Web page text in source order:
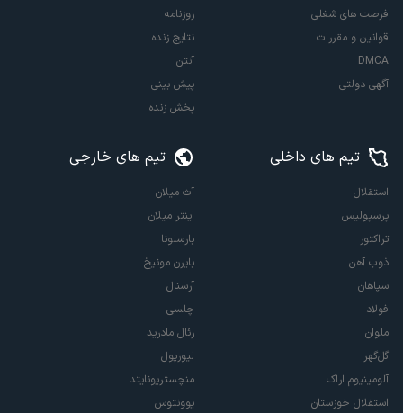
فرصت های شغلی
قوانین و مقررات
DMCA
آگهی دولتی
روزنامه
نتایج زنده
آنتن
پیش بینی
پخش زنده
تیم های داخلی
استقلال
پرسپولیس
تراکتور
ذوب آهن
سپاهان
فولاد
ملوان
گل‌گهر
آلومینیوم اراک
استقلال خوزستان
تیم های خارجی
آث میلان
اینتر میلان
بارسلونا
بایرن مونیخ
آرسنال
چلسی
رئال مادرید
لیورپول
منچستریونایتد
یوونتوس